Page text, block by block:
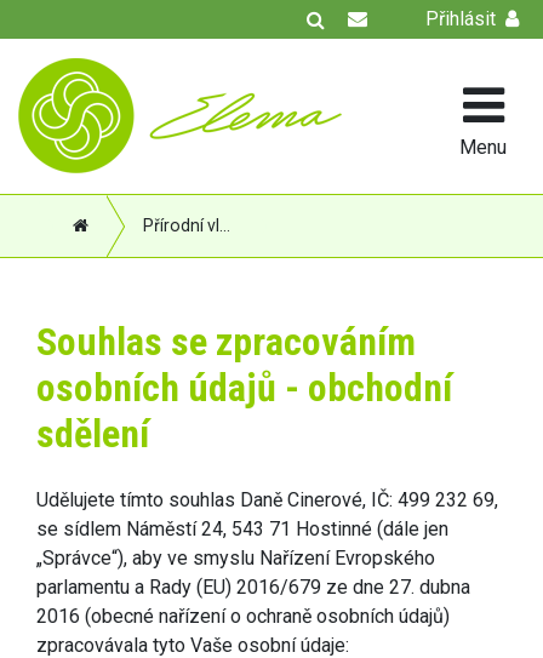
Přihlásit
Menu
Souhlas se zpracováním
osobních údajů - obchodní
sdělení
Udělujete tímto souhlas Daně Cinerové, IČ: 499 232 69,
se sídlem Náměstí 24, 543 71 Hostinné (dále jen
„Správce“), aby ve smyslu Nařízení Evropského
parlamentu a Rady (EU) 2016/679 ze dne 27. dubna
2016 (obecné nařízení o ochraně osobních údajů)
zpracovávala tyto Vaše osobní údaje: